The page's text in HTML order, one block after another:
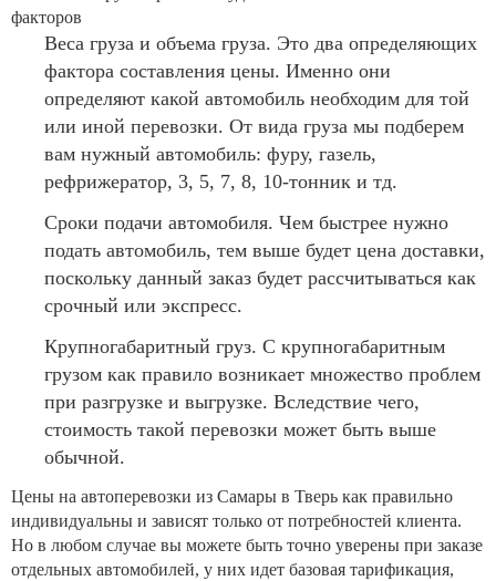
факторов
Веса груза и объема груза. Это два определяющих
фактора составления цены. Именно они
определяют какой автомобиль необходим для той
или иной перевозки. От вида груза мы подберем
вам нужный автомобиль: фуру, газель,
рефрижератор, 3, 5, 7, 8, 10-тонник и тд.
Сроки подачи автомобиля. Чем быстрее нужно
подать автомобиль, тем выше будет цена доставки,
поскольку данный заказ будет рассчитываться как
срочный или экспресс.
Крупногабаритный груз. С крупногабаритным
грузом как правило возникает множество проблем
при разгрузке и выгрузке. Вследствие чего,
стоимость такой перевозки может быть выше
обычной.
Цены на автоперевозки из Самары в Тверь как правильно
индивидуальны и зависят только от потребностей клиента.
Но в любом случае вы можете быть точно уверены при заказе
отдельных автомобилей, у них идет базовая тарификация,